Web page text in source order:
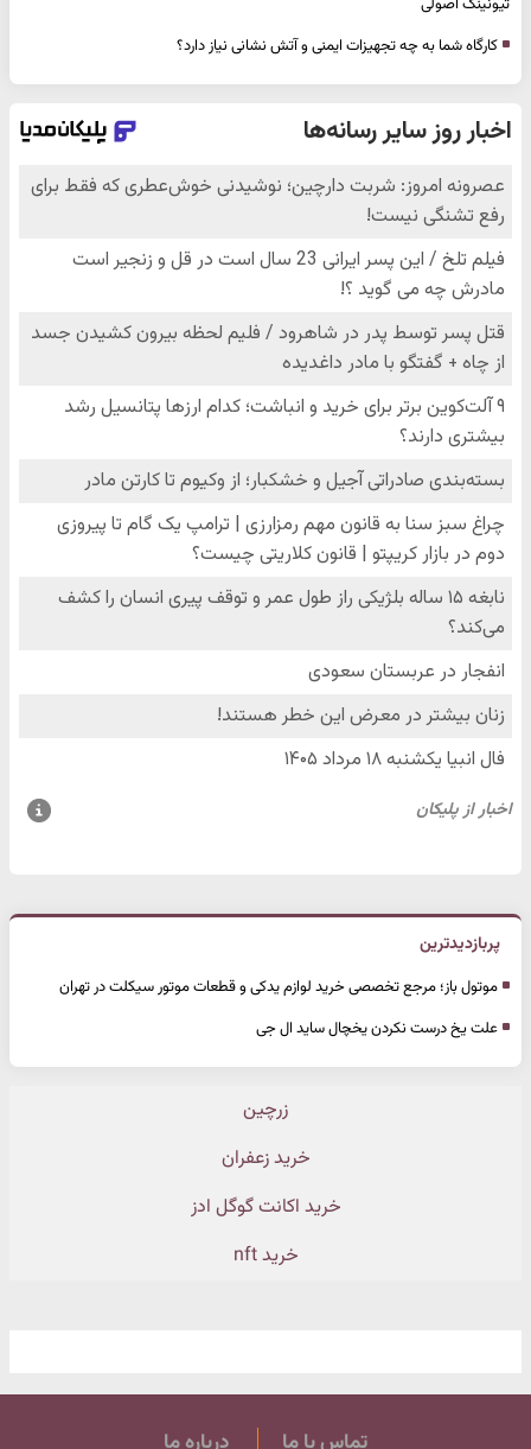
کارگاه شما به چه تجهیزات ایمنی و آتش نشانی نیاز دارد؟
پربازدیدترین
موتول باز؛ مرجع تخصصی خرید لوازم یدکی و قطعات موتور سیکلت در تهران
علت یخ درست نکردن یخچال ساید ال جی
زرچین
خرید زعفران
خرید اکانت گوگل ادز
خرید nft
تماس با ما درباره ما